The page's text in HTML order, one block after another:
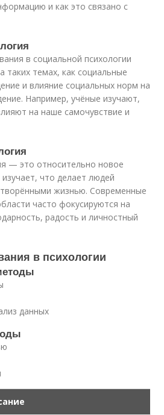
и как это связано с
в социальной психологии
таких темах, как социальные
и влияние социальных норм на
Например, учёные изучают,
на наше самочувствие и
— это относительно новое
что делает людей
жизнью. Современные
часто фокусируются на
радость и личностный
в психологии
данных